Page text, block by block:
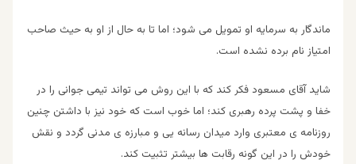
ماندگار به سرمایه او تمویل می شود؛ اما تا به حال از او به حیث صاحب
امتیاز نام برده نشده است.
شاید آقای مسعود فکر کند که با این روش می تواند تیمی جوانی را در
خفا و پشت پرده رهبری کند؛ اما خوب است که خود نیز با داشتن چنین
روزنامه ی معتبری وارد میدان رسانه یی و مبارزه ی مدنی گردد و نقش
خودش را در این گونه رقابت ها بیشتر تثبیت کند.